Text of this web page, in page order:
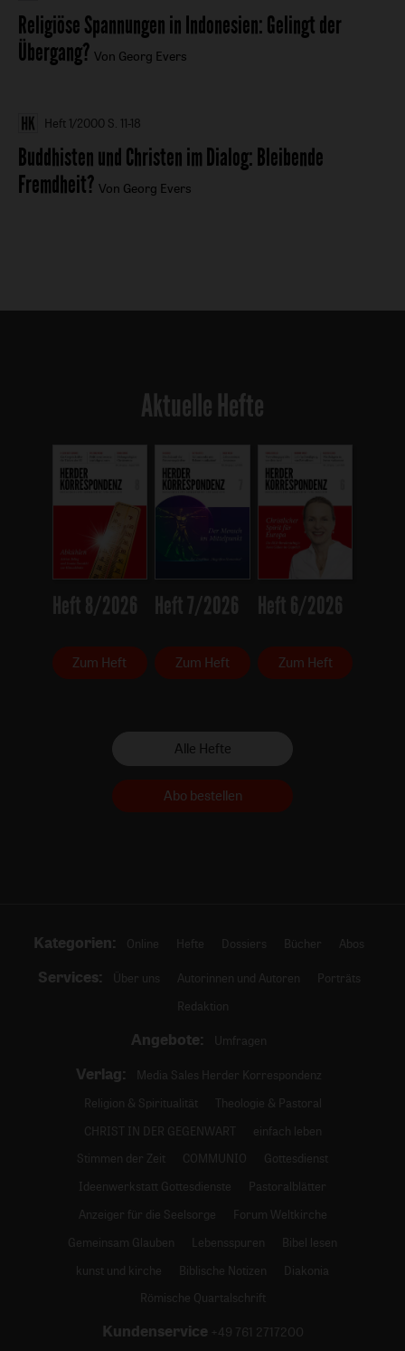
Religiöse Spannungen in Indonesien:Gelingt der
Übergang? Von Georg Evers
Heft 1/2000 S. 11-18
Buddhisten und Christen im Dialog:Bleibende
Fremdheit? Von Georg Evers
Aktuelle Hefte
Heft 8/2026
Zum Heft
Heft 7/2026
Zum Heft
Heft 6/2026
Zum Heft
Alle Hefte
Abo bestellen
Kategorien: Online Hefte Dossiers Bücher Abos
Services: Über uns Autorinnen und Autoren
Porträts
Redaktion
Angebote: Umfragen
Verlag:
Media Sales Herder Korrespondenz
Religion & Spiritualität
Theologie & Pastoral
CHRIST IN DER GEGENWART
einfach leben
Stimmen der Zeit
COMMUNIO
Gottesdienst
Ideenwerkstatt Gottesdienste
Pastoralblätter
Anzeiger für die Seelsorge
Forum Weltkirche
Gemeinsam Glauben
Lebensspuren
Bibel lesen
kunst und kirche
Biblische Notizen
Diakonia
Römische Quartalschrift
Kundenservice +49 761 2717200